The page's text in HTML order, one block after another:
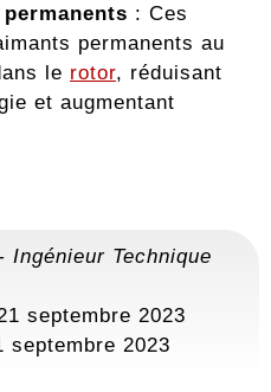
: Ces
permanents au
le rotor, réduisant
et augmentant
- Ingénieur Technique
septembre 2023
septembre 2023